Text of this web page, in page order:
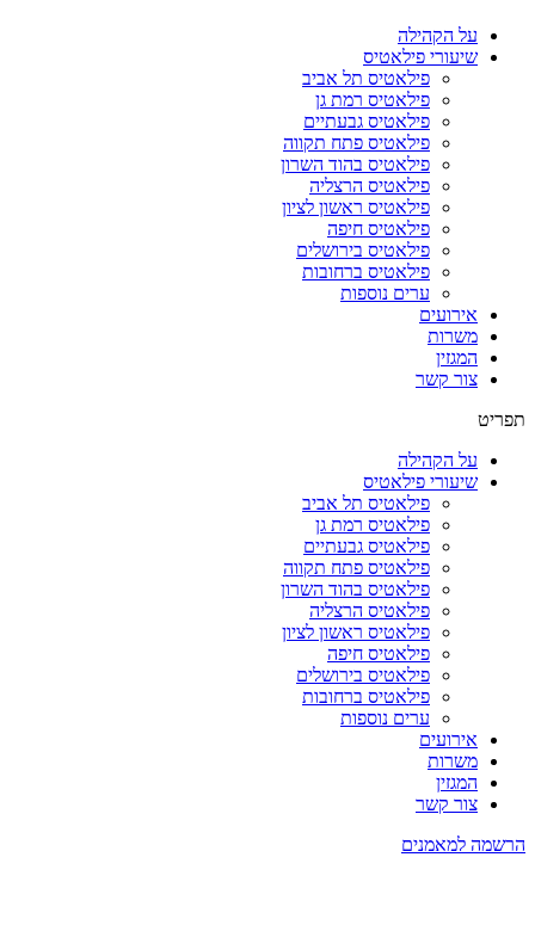
על הקהילה
שיעורי פילאטיס
פילאטיס תל אביב
פילאטיס רמת גן
פילאטיס גבעתיים
פילאטיס פתח תקווה
פילאטיס בהוד השרון
פילאטיס הרצליה
פילאטיס ראשון לציון
פילאטיס חיפה
פילאטיס בירושלים
פילאטיס ברחובות
ערים נוספות
אירועים
משרות
המגזין
צור קשר
תפריט
על הקהילה
שיעורי פילאטיס
פילאטיס תל אביב
פילאטיס רמת גן
פילאטיס גבעתיים
פילאטיס פתח תקווה
פילאטיס בהוד השרון
פילאטיס הרצליה
פילאטיס ראשון לציון
פילאטיס חיפה
פילאטיס בירושלים
פילאטיס ברחובות
ערים נוספות
אירועים
משרות
המגזין
צור קשר
הרשמה למאמנים